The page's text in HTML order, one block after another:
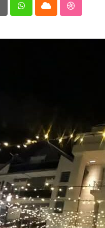
PinterestWhatsappCloud